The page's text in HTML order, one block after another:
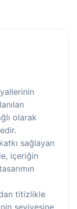
olarak
sağlayan
içeriğin
titizlikle
seviyesine